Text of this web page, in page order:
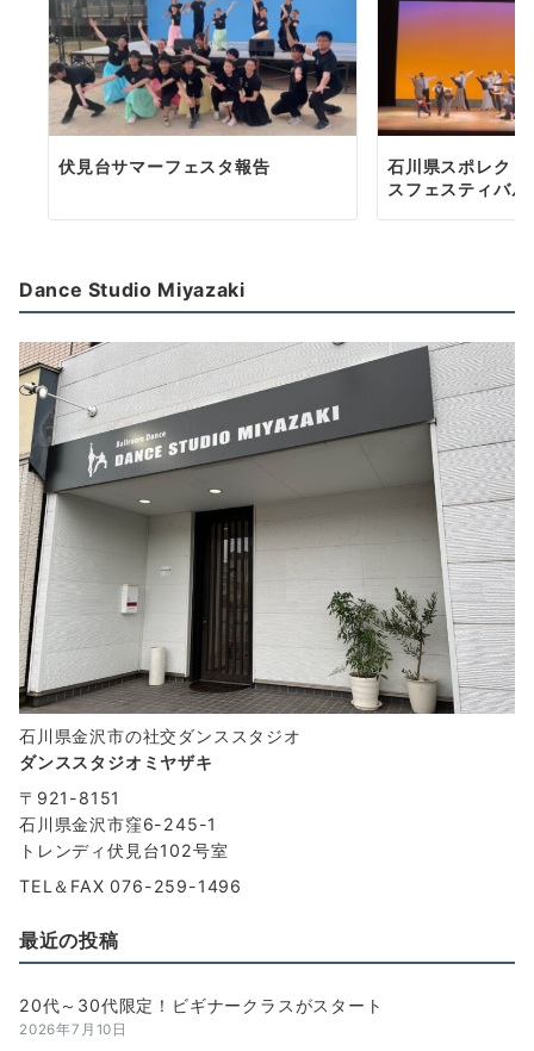
伏見台サマーフェスタ報告
石川県スポレク
スフェスティバ
Dance Studio Miyazaki
石川県金沢市の社交ダンススタジオ
ダンススタジオミヤザキ
〒921-8151
石川県金沢市窪6-245-1
トレンディ伏見台102号室
TEL＆FAX 076-259-1496
最近の投稿
20代～30代限定！ビギナークラスがスタート
2026年7月10日